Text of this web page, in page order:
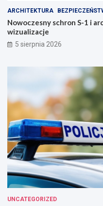
ARCHITEKTURA
Nowoczesny schron S-1 i
wizualizacje
5 sierpnia 2026
UNCATEGORIZED